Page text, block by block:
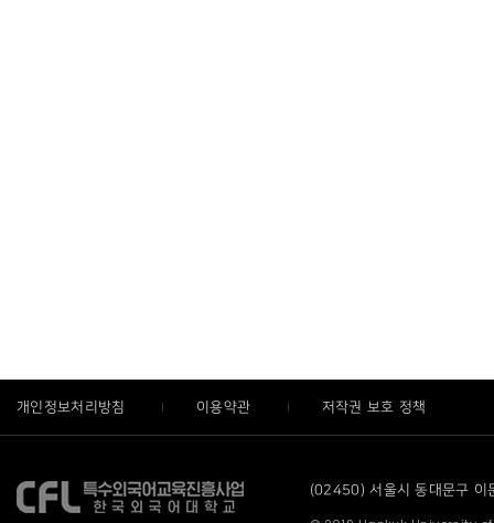
개인정보처리방침 이용약관 저작권 보호 정책
(02450) 서울시 동대문구